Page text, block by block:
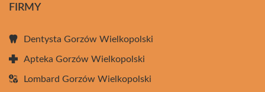
FIRMY
Dentysta Gorzów Wielkopolski
Apteka Gorzów Wielkopolski
Lombard Gorzów Wielkopolski